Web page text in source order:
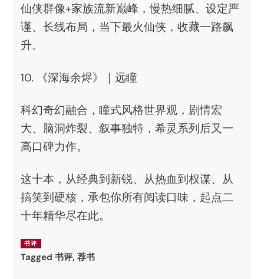
仙侠群像+家族流新巅峰，慢热细腻、设定严
谨、长线布局，当下最火仙侠，收藏一路飙
升。
10. 《深海余烬》｜远瞳
科幻奇幻融合，瞳式风格世界观，剧情宏
大、脑洞炸裂、叙事独特，希灵系列后又一
高口碑力作。
这十本，从经典到新锐、从热血到权谋、从
搞笑到硬核，承包你所有阅读口味，起点二
十年精华尽在此。
书评
Tagged 书评, 荐书